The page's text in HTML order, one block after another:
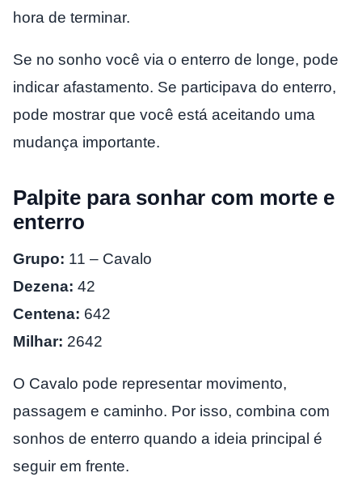
hora de terminar.
Se no sonho você via o enterro de longe, pode
indicar afastamento. Se participava do enterro,
pode mostrar que você está aceitando uma
mudança importante.
Palpite para sonhar com morte e
enterro
Grupo: 11 – Cavalo
Dezena: 42
Centena: 642
Milhar: 2642
O Cavalo pode representar movimento,
passagem e caminho. Por isso, combina com
sonhos de enterro quando a ideia principal é
seguir em frente.